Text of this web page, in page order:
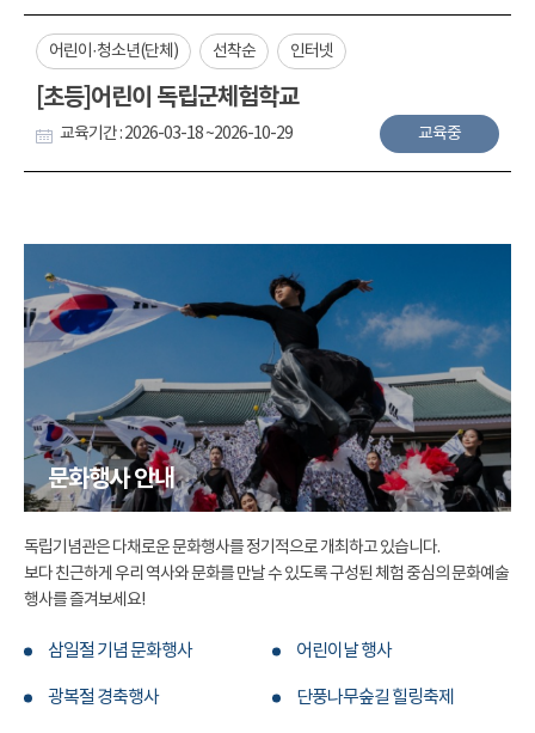
어린이·청소년(단체) 선착순 인터넷
[초등]어린이 독립군체험학교
교육기간 : 2026-03-18 ~2026-10-29 교육중
문화행사 안내
독립기념관은 다채로운 문화행사를 정기적으로 개최하고 있습니다.
보다 친근하게 우리 역사와 문화를 만날 수 있도록 구성된 체험 중심의 문화예술
행사를 즐겨보세요!
삼일절 기념 문화행사 어린이날 행사
광복절 경축행사 단풍나무숲길 힐링축제